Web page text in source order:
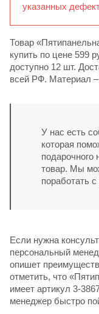
указанных
Товар
купить по цене 599
доступно 12 шт.
всей РФ. Материал
У нас есть
которая
подарочного
товар. Мы
поработать
Если нужна
персональный
опишет
отметить, что
имеет артикул 3-
менеджер быстро